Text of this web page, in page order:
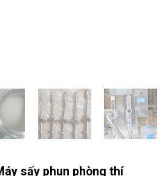
sấy phun phòng thí